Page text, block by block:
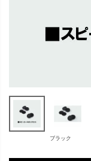
ブラック